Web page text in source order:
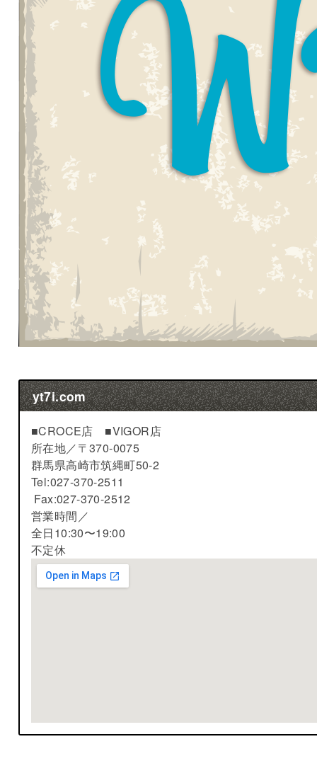
yt7i.com
■CROCE店 ■VIGOR店
所在地／〒370-0075
群馬県高崎市筑縄町50-2
Tel:027-370-2511
Fax:027-370-2512
営業時間／
全日10:30〜19:00
不定休